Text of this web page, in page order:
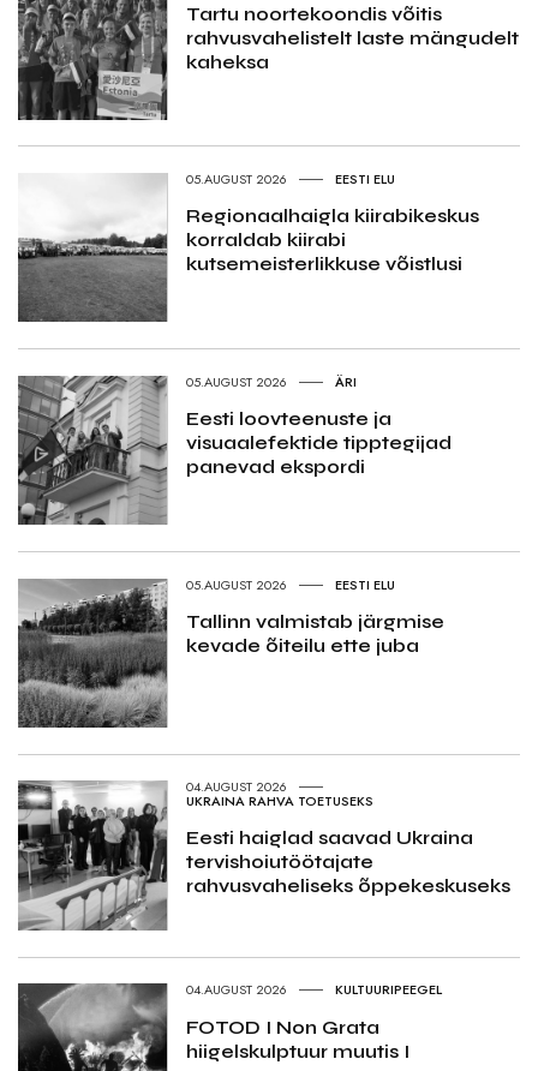
Tartu noortekoondis võitis
rahvusvahelistelt laste mängudelt
kaheksa
05.AUGUST 2026 EESTI ELU
Regionaalhaigla kiirabikeskus
korraldab kiirabi
kutsemeisterlikkuse võistlusi
05.AUGUST 2026 ÄRI
Eesti loovteenuste ja
visuaalefektide tipptegijad
panevad ekspordi
05.AUGUST 2026 EESTI ELU
Tallinn valmistab järgmise
kevade õiteilu ette juba
04.AUGUST 2026
UKRAINA RAHVA TOETUSEKS
Eesti haiglad saavad Ukraina
tervishoiutöötajate
rahvusvaheliseks õppekeskuseks
04.AUGUST 2026 KULTUURIPEEGEL
FOTOD I Non Grata
hiigelskulptuur muutis I